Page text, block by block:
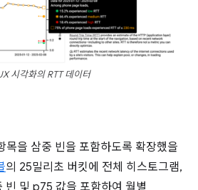
시각화의 RTT 데이터
목을 삼중 빈을 포함하도록 확장했을
의 25밀리초 버킷에 전체 히스토그램,